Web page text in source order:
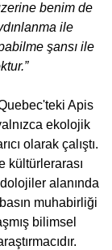
benim de
ile
şansı ile
Apis
ekolojik
olarak çalıştı.
kültürlerarası
alanında
muhabirliği
bilimsel